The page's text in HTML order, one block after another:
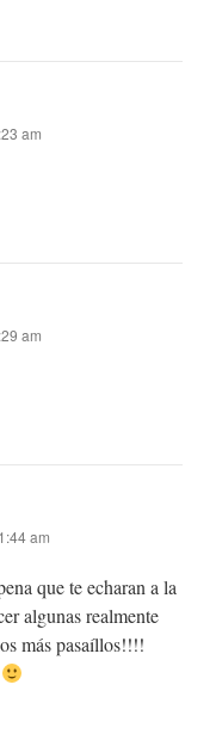
am
am
am
que te echaran a la
algunas realmente
más pasaíllos!!!!